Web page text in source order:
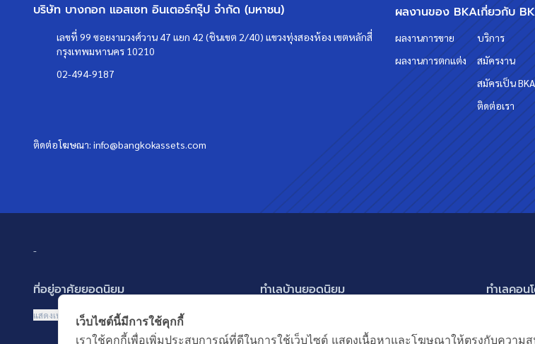
บริษัท บางกอก แอสเซท อินเตอร์กรุ๊ป จำกัด (มหาชน)
เลขที่ 99 ซอยงามวงศ์วาน 47 แยก 42 (ชินเขต 2/40) แขวงทุ่งสองห้อง เขตหลักสี่
กรุงเทพมหานคร 10210
02-494-9187
ติดต่อโฆษณา: info@bangkokassets.com
ผลงานของ BKA
ผลงานการขาย
ผลงานการตกแต่ง
เกี่ยวกับ
บริการ
สมัครงาน
สมัครเป็น
ติดต่อเรา
-
ที่อยู่อาศัยยอดนิยม
บ้านเดี่ยว
แสดงเพิ่มเติม
ทำเลบ้านยอดนิยม
รามอินทรา-วัชรพล สายไหม-หทัยราษฎร์
ทำเลคอ
พระราม 9
เว็บไซต์นี้มีการใช้คุกกี้
เราใช้คุกกี้เพื่อเพิ่มประสบการณ์ที่ดีในการใช้เว็บไซต์ แสดงเนื้อหาและโฆษณาให้ตรงกับความส